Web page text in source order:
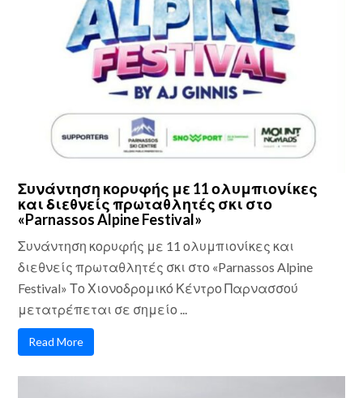
Συνάντηση κορυφής με 11 ολυμπιονίκες
και διεθνείς πρωταθλητές σκι στο
«Parnassos Alpine Festival»
Συνάντηση κορυφής με 11 ολυμπιονίκες και
διεθνείς πρωταθλητές σκι στο «Parnassos Alpine
Festival» Το Χιονοδρομικό Κέντρο Παρνασσού
μετατρέπεται σε σημείο ...
Read More